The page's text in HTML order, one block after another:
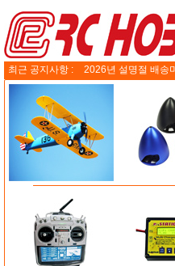
최근 공지사항 : 2026년 설명절 배송